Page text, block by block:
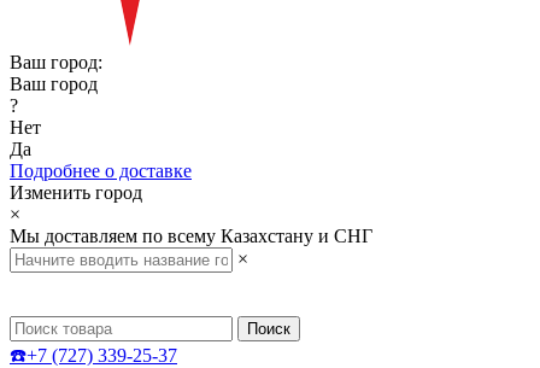
Ваш город:
Ваш город
?
Нет
Да
Подробнее о доставке
Изменить город
×
Мы доставляем по всему Казахстану и СНГ
×
Поиск
☎️+7 (727) 339-25-37